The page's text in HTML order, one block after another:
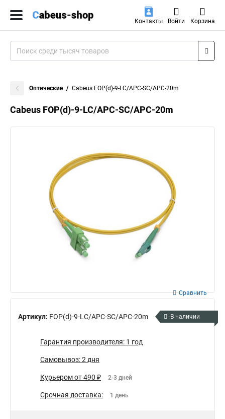
Контакты Войти Корзина
Оптические Cabeus FOP(d)-9-LC/APC-SC/APC-20m
Cabeus FOP(d)-9-LC/APC-SC/APC-20m
Артикул: FOP(d)-9-LC/APC-SC/APC-20m
Сравнить
В наличии
Гарантия производителя: 1 год
Самовывоз: 2 дня
Курьером от 490 ₽ 2-3 дней
Срочная доставка: 1 день